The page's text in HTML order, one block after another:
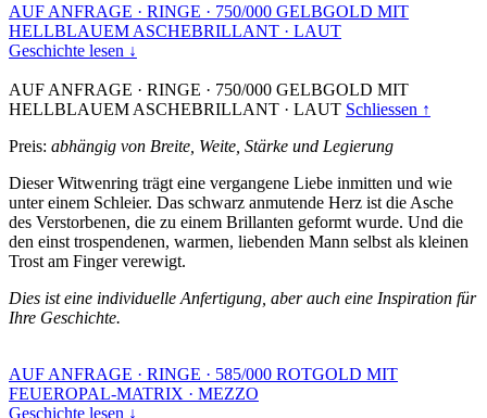
AUF ANFRAGE · RINGE · 750/000 GELBGOLD MIT
HELLBLAUEM ASCHEBRILLANT · LAUT
Geschichte lesen ↓
AUF ANFRAGE · RINGE · 750/000 GELBGOLD MIT
HELLBLAUEM ASCHEBRILLANT · LAUT Schliessen ↑
Preis: abhängig von Breite, Weite, Stärke und Legierung
Dieser Witwenring trägt eine vergangene Liebe inmitten und wie
unter einem Schleier. Das schwarz anmutende Herz ist die Asche
des Verstorbenen, die zu einem Brillanten geformt wurde. Und die
den einst trospendenen, warmen, liebenden Mann selbst als kleinen
Trost am Finger verewigt.
Dies ist eine individuelle Anfertigung, aber auch eine Inspiration für
Ihre Geschichte.
AUF ANFRAGE · RINGE · 585/000 ROTGOLD MIT
FEUEROPAL-MATRIX · MEZZO
Geschichte lesen ↓